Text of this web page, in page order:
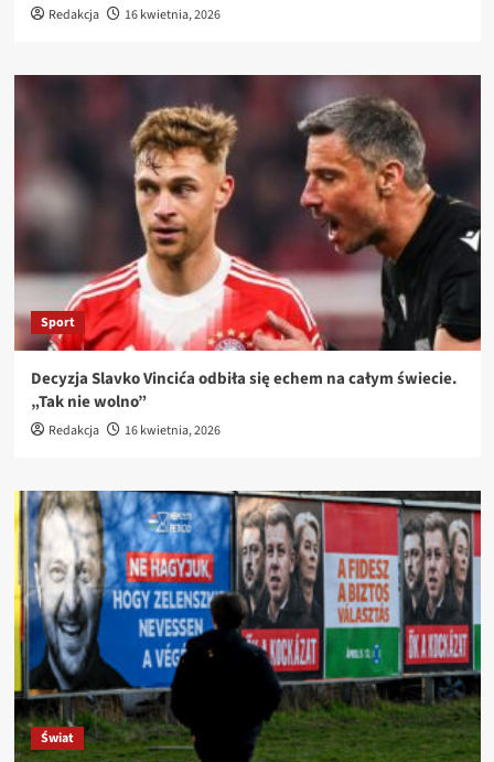
Redakcja 16 kwietnia, 2026
Sport
Decyzja Slavko Vincića odbiła się echem na całym świecie.
„Tak nie wolno”
Redakcja 16 kwietnia, 2026
Świat